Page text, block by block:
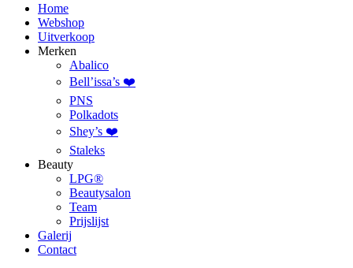
Home
Webshop
Uitverkoop
Merken
Abalico
Bell’issa’s ❤️
PNS
Polkadots
Shey’s ❤️
Staleks
Beauty
LPG®
Beautysalon
Team
Prijslijst
Galerij
Contact